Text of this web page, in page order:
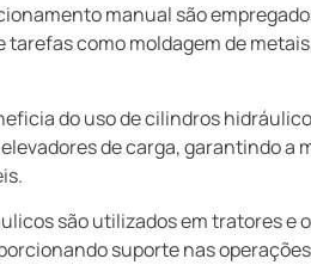
manual são
como moldagem de
do uso de cilindros
de carga, garantindo
são utilizados em tratores e
suporte nas